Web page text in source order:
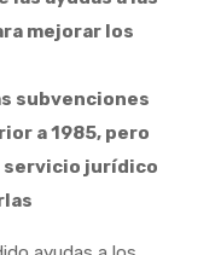
mejorar los
subvenciones
a 1985, pero
servicio jurídico